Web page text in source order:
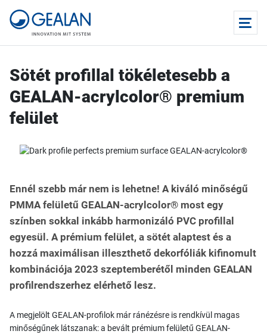
Sötét profillal tökéletesebb a
GEALAN-acrylcolor® premium
felület
Ennél szebb már nem is lehetne! A kiváló minőségű
PMMA felületű GEALAN-acrylcolor® most egy
színben sokkal inkább harmonizáló PVC profillal
egyesül. A prémium felület, a sötét alaptest és a
hozzá maximálisan illeszthető dekorfóliák kifinomult
kombinációja 2023 szeptemberétől minden GEALAN
profilrendszerhez elérhető lesz.
A megjelölt GEALAN-profilok már ránézésre is rendkívül magas
minőségűnek látszanak: a bevált prémium felületű GEALAN-